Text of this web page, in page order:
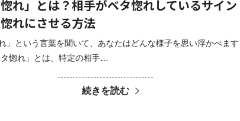
惚れ」とは？相手がベタ惚れしているサイン
れにさせる方法
れ」という言葉を聞いて、あなたはどんな様子を思い浮かべます
惚れ」とは、特定の相手…
続きを読む